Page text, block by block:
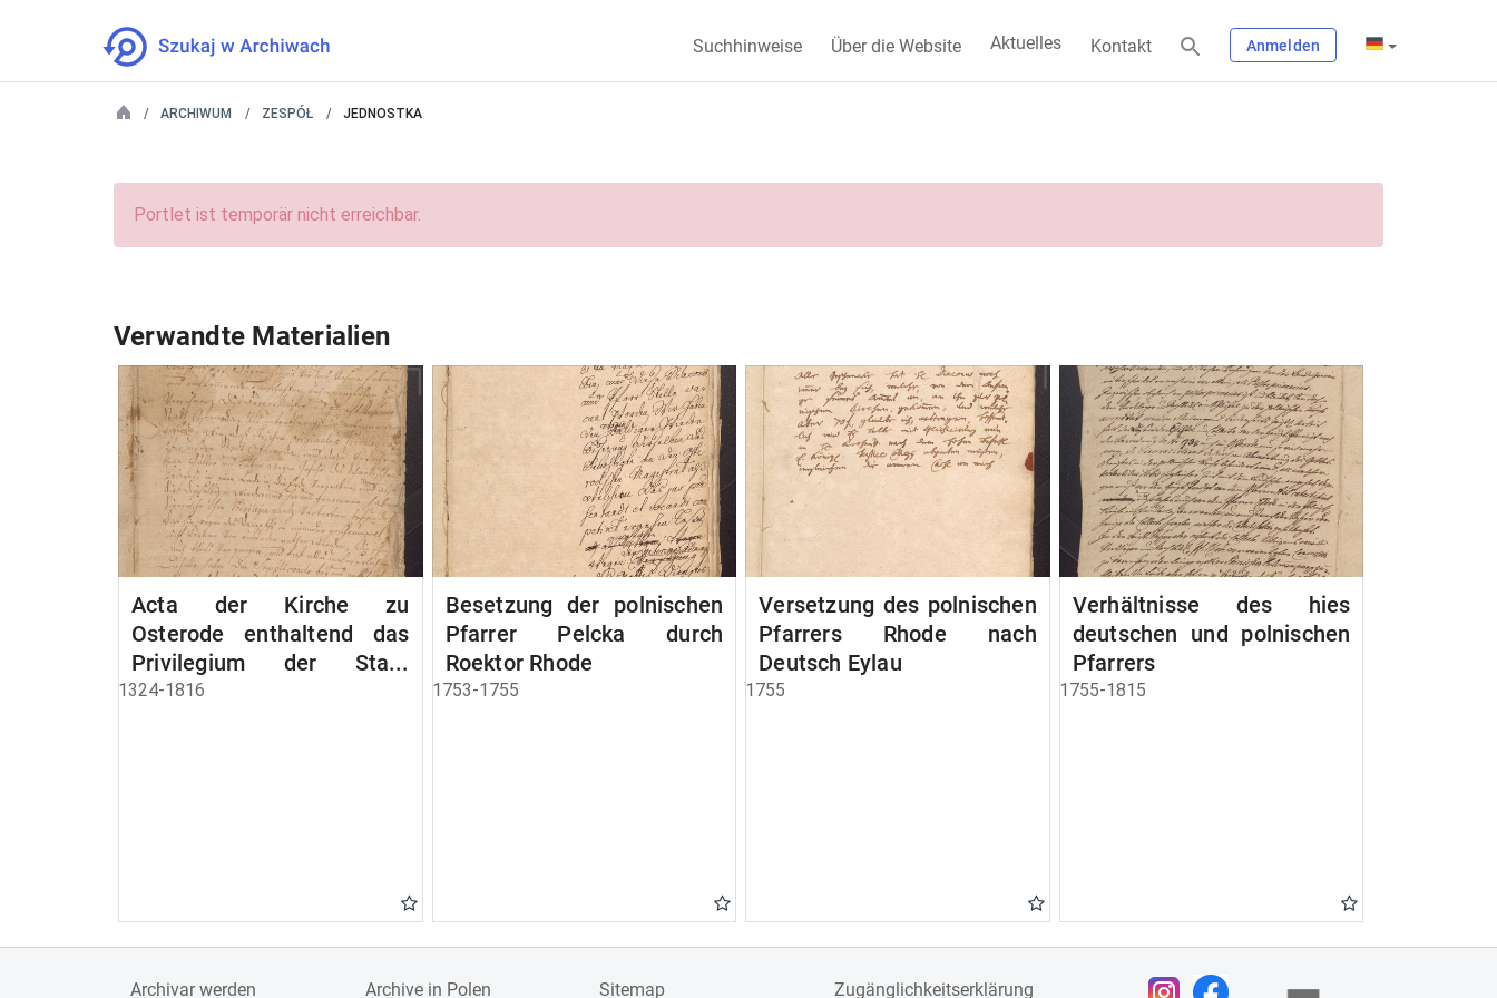
Suchhinweise Über die Website Aktuelles Kontakt Anmelden
ARCHIWUM ZESPÓŁ JEDNOSTKA
Portlet ist temporär nicht erreichbar.
Verwandte Materialien
Acta der Kirche zu
Osterode enthaltend das
Privilegium der Stadt
Osterode
1324-1816
Besetzung der polnischen
Pfarrer Pelcka durch
Roektor Rhode
1753-1755
Versetzung des polnischen
Pfarrers Rhode nach
Deutsch Eylau
1755
Verhältnisse des hies
deutschen und polnischen
Pfarrers
1755-1815
Archivar werden Archive in Polen Sitemap Zugänglichkeitserklärung